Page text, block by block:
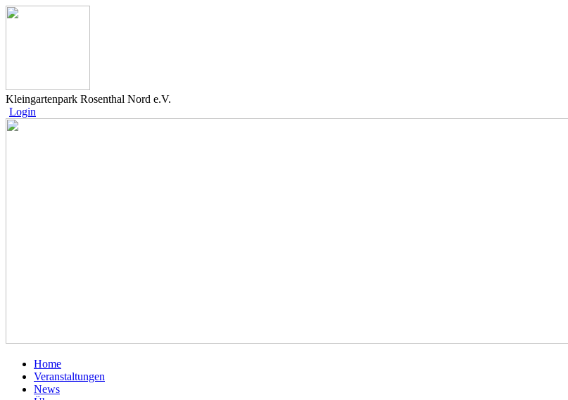
Kleingartenpark Rosenthal Nord e.V.
Login
Home
Veranstaltungen
News